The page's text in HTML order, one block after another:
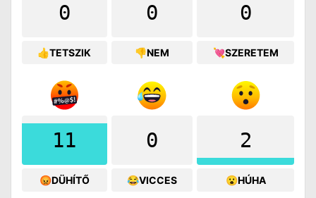
0
👍TETSZIK
0
👎NEM
0
💘SZERETEM
11
😡DÜHÍTŐ
0
😂VICCES
2
😮HÚHA